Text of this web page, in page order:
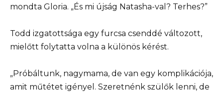
mondta Gloria. „És mi újság Natasha-val? Terhes?”
Todd izgatottsága egy furcsa csenddé változott,
mielőtt folytatta volna a különös kérést.
„Próbáltunk, nagymama, de van egy komplikációja,
amit műtétet igényel. Szeretnénk szülők lenni, de